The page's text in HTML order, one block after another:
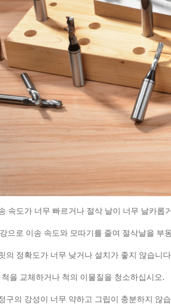
속도가 너무 빠르거나 절삭 날이 너무 날카롭
으로 이송 속도와 모따기를 줄여 절삭날을 부
의 정확도가 너무 낮거나 설치가 좋지 않습니
을 교체하거나 척의 이물질을 청소하십시오.
구의 강성이 너무 약하고 그립이 충분하지 않